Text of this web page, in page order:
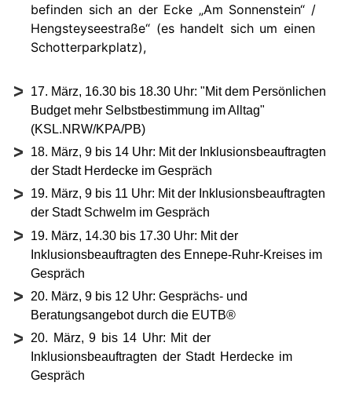
befinden sich an der Ecke „Am Sonnenstein“ /
Hengsteyseestraße“ (es handelt sich um einen
Schotterparkplatz),
17. März, 16.30 bis 18.30 Uhr: "Mit dem Persönlichen
Budget mehr Selbstbestimmung im Alltag"
(KSL.NRW/KPA/PB)
18. März, 9 bis 14 Uhr: Mit der Inklusionsbeauftragten
der Stadt Herdecke im Gespräch
19. März, 9 bis 11 Uhr: Mit der Inklusionsbeauftragten
der Stadt Schwelm im Gespräch
19. März, 14.30 bis 17.30 Uhr: Mit der
Inklusionsbeauftragten des Ennepe-Ruhr-Kreises im
Gespräch
20. März, 9 bis 12 Uhr: Gesprächs- und
Beratungsangebot durch die EUTB®
20. März, 9 bis 14 Uhr: Mit der
Inklusionsbeauftragten der Stadt Herdecke im
Gespräch